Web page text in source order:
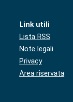
Link utili
Lista RSS
Note legali
Privacy
Area riservata